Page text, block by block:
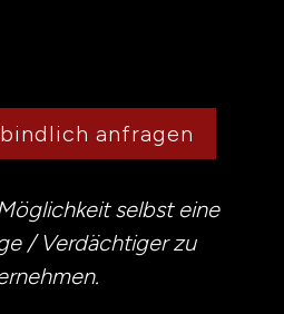
anfragen
selbst eine
/ Verdächtiger zu